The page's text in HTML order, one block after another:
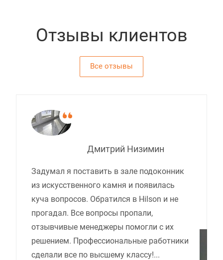
Отзывы клиентов
Все отзывы
Дмитрий Низимин
Задумал я поставить в зале подоконник
из искусственного камня и появилась
куча вопросов. Обратился в Hilson и не
прогадал. Все вопросы пропали,
отзывчивые менеджеры помогли с их
решением. Профессиональные работники
сделали все по высшему классу!...